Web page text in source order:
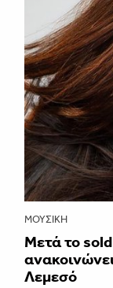
ΜΟΥΣΙΚΉ
Μετά το
Λεμεσό